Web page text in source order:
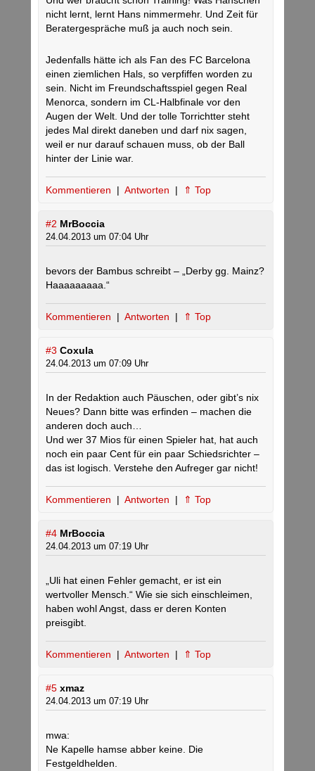
nicht lernt, lernt Hans nimmermehr. Und Zeit für
Beratergespräche muß ja auch noch sein.
Jedenfalls hätte ich als Fan des FC Barcelona
einen ziemlichen Hals, so verpfiffen worden zu
sein. Nicht im Freundschaftsspiel gegen Real
Menorca, sondern im CL-Halbfinale vor den
Augen der Welt. Und der tolle Torrichtter steht
jedes Mal direkt daneben und darf nix sagen,
weil er nur darauf schauen muss, ob der Ball
hinter der Linie war.
Kommentieren | Antworten | ⇑ Top
#2 MrBoccia
24.04.2013 um 07:04 Uhr
bevors der Bambus schreibt – „Derby gg. Mainz?
Haaaaaaaaa.“
Kommentieren | Antworten | ⇑ Top
#3 Coxula
24.04.2013 um 07:09 Uhr
In der Redaktion auch Päuschen, oder gibt’s nix
Neues? Dann bitte was erfinden – machen die
anderen doch auch…
Und wer 37 Mios für einen Spieler hat, hat auch
noch ein paar Cent für ein paar Schiedsrichter –
das ist logisch. Verstehe den Aufreger gar nicht!
Kommentieren | Antworten | ⇑ Top
#4 MrBoccia
24.04.2013 um 07:19 Uhr
„Uli hat einen Fehler gemacht, er ist ein
wertvoller Mensch.“ Wie sie sich einschleimen,
haben wohl Angst, dass er deren Konten
preisgibt.
Kommentieren | Antworten | ⇑ Top
#5 xmaz
24.04.2013 um 07:19 Uhr
mwa:
Ne Kapelle hamse abber keine. Die
Festgeldhelden.